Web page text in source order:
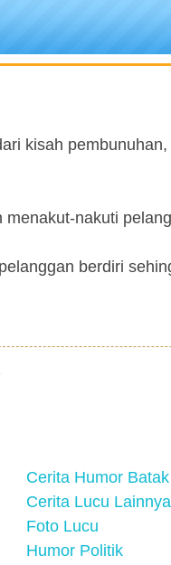
kisah
nakuti
berdiri
Cerita Humor Batak
Cerita Lucu Lainnya
Foto Lucu
Humor Politik